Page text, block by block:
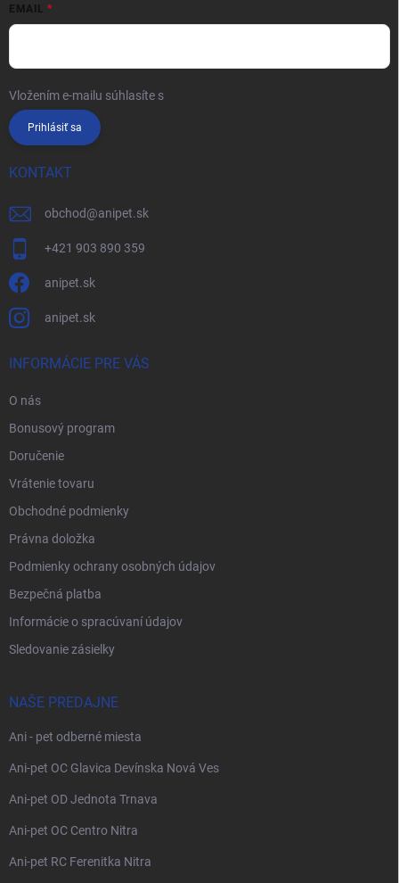
EMAIL
Vložením e-mailu súhlasíte s
Prihlásiť sa
KONTAKT
obchod@anipet.sk
+421 903 890 359
anipet.sk
anipet.sk
INFORMÁCIE PRE VÁS
O nás
Bonusový program
Doručenie
Vrátenie tovaru
Obchodné podmienky
Právna doložka
Podmienky ochrany osobných údajov
Bezpečná platba
Informácie o spracúvaní údajov
Sledovanie zásielky
NAŠE PREDAJNE
Ani - pet odberné miesta
Ani-pet OC Glavica Devínska Nová Ves
Ani-pet OD Jednota Trnava
Ani-pet OC Centro Nitra
Ani-pet RC Ferenitka Nitra